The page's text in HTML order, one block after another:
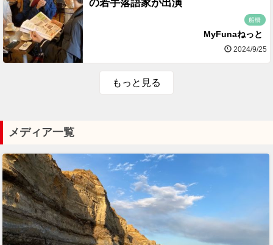
の若手落語家が出演
船橋
MyFunaねっと
2024/9/25
もっと見る
メディア一覧